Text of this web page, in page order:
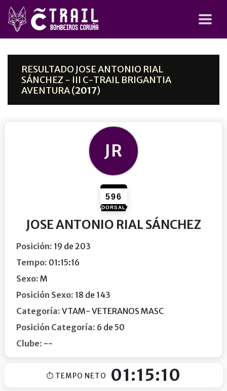
RESULTADO JOSE ANTONIO RIAL
SÁNCHEZ - III C-TRAIL BRIGANTIA
AVENTURA (2017)
JR
596
DORSAL
JOSE ANTONIO RIAL SÁNCHEZ
Posición: 19 de 203
Tempo: 01:15:16
Sexo: M
Posición Sexo: 18 de 143
Categoría: VTAM- VETERANOS MASC
Posición Categoría: 6 de 50
Clube: --
⏱ TEMPO NETO 01:15:10